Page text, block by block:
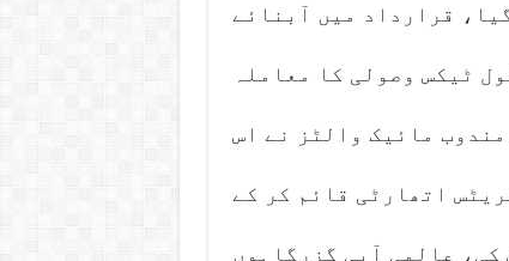
قرارداد میں آبنائے
ٹیکس وصولی کا معاملہ
مائیک والٹز نے اس
اتھارٹی قائم کر کے
عالمی آبی گزرگاہوں